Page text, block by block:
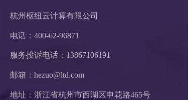
杭州枢纽云计算有限公司
电话：400-62-96871
邮箱：hezuo@ltd.com
地址：浙江省杭州市西湖区申花路465号
服务投诉电话： 13867106191